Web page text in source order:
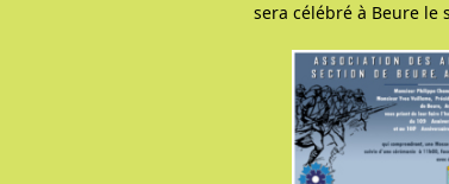
sera célébré à Beure le